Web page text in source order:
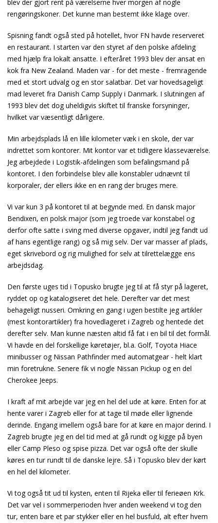
blev der gjort rent på værelserne hver morgen af nogle
rengøringskoner. Det kunne man bestemt ikke klage over.
Spisning fandt også sted på hotellet, hvor FN havde reserveret
en restaurant. I starten var den styret af den polske afdeling
med hjælp fra lokalt ansatte. I efteråret 1993 blev der ansat en
kok fra New Zealand. Maden var - for det meste - fremragende
med et stort udvalg og en stor salatbar. Det var hovedsageligt
mad leveret fra Danish Camp Supply i Danmark. I slutningen af
1993 blev det dog uheldigvis skiftet til franske forsyninger,
hvilket var væsentligt dårligere.
Min arbejdsplads lå en lille kilometer væk i en skole, der var
indrettet som kontorer. Mit kontor var et tidligere klasseværelse.
Jeg arbejdede i Logistik-afdelingen som befalingsmand på
kontoret. I den forbindelse blev alle konstabler udnævnt til
korporaler, der ellers ikke en en rang der bruges mere.
Vi var kun 3 på kontoret til at begynde med. En dansk major
Bendixen, en polsk major (som jeg troede var konstabel og
derfor ofte satte i sving med diverse opgaver, indtil jeg fandt ud
af hans egentlige rang) og så mig selv. Der var masser af plads,
eget skrivebord og rig mulighed for selv at tilrettelægge ens
arbejdsdag.
Den første uges tid i Topusko brugte jeg til at få styr på lageret,
ryddet op og katalogiseret det hele. Derefter var det mest
behageligt nusseri. Omkring en gang i ugen bestilte jeg artikler
(mest kontorartikler) fra hovedlageret i Zagreb og hentede det
derefter selv. Man kunne næsten altid få fat i en bil til det formål.
Vi havde en del forskellige køretøjer, bl.a. Golf, Toyota Hiace
minibusser og Nissan Pathfinder med automatgear - helt klart
min foretrukne. Senere fik vi nogle Nissan Pickup og en del
Cherokee Jeeps.
I kraft af mit arbejde var jeg en hel del ude at køre. Enten for at
hente varer i Zagreb eller for at tage til møde eller lignende
derinde. Engang imellem også bare for at køre en major derind. I
Zagreb brugte jeg en del tid med at gå rundt og kigge på byen
eller Camp Pleso og spise pizza. Det var også ofte der skulle
køres en tur rundt til de danske lejre. Så i Topusko blev der kørt
en hel del kilometer.
Vi tog også tit ud til kysten, enten til Rijeka eller til ferieøen Krk.
Det var vel i sommerperioden hver anden weekend vi tog den
tur, enten bare et par stykker eller en hel busfuld, alt efter hvem